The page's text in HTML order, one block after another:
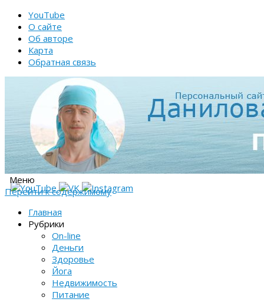
YouTube
О сайте
Об авторе
Карта
Обратная связь
Меню
Перейти к содержимому
Главная
Рубрики
On-line
Деньги
Здоровье
Йога
Недвижимость
Питание